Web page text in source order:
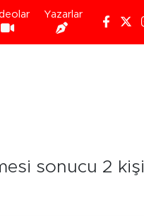
Yazarlar
sonucu 2 kişi